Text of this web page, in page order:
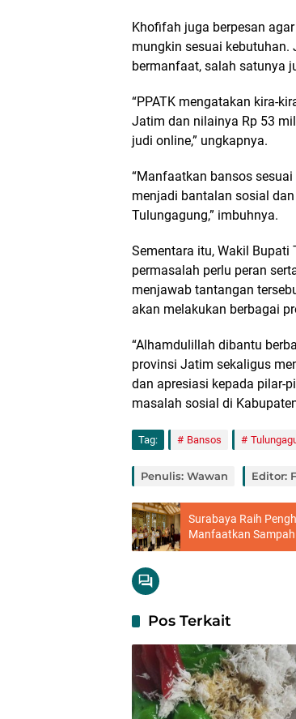
Khofifah juga berpesan
mungkin sesuai
bermanfaat, salah satunya
“PPATK mengatakan kira-
Jatim dan nilainya Rp 53
judi online,” ungkapnya.
“Manfaatkan bansos
menjadi bantalan sosial
Tulungagung,” imbuhnya.
Sementara itu, Wakil
permasalah perlu peran
menjawab tantangan
akan melakukan berbagai
“Alhamdulillah dibantu
provinsi Jatim sekaligus
dan apresiasi kepada pilar-
masalah sosial di
Tag: Bansos
Penulis: Wawan Editor:
Surabaya Raih
Manfaatkan
Pos Terkait